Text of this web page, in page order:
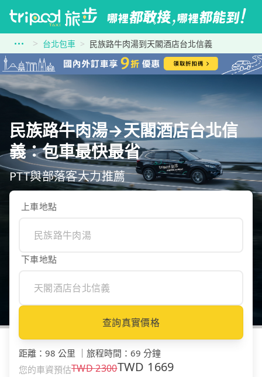
台北包車 民族路牛肉湯到天閣酒店台北信義
民族路牛肉湯→天閣酒店台北信
義：包車最快最省
PTT與部落客大力推薦
上車地點
下車地點
查詢真實價格
距離 ： 98 公里 旅程時間 ： 69 分鐘
您的車資預估TWD2300TWD 1669